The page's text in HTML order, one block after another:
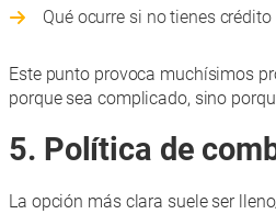
Qué ocurre si no tienes
Este punto provoca muchísimos
porque sea complicado, sino
5. Política de
La opción más clara suele ser